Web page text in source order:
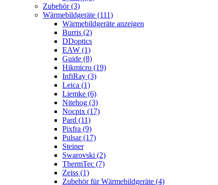
Zubehör (3)
Wärmebildgeräte (111)
Wärmebildgeräte anzeigen
Burris (2)
DDoptics
EAW (1)
Guide (8)
Hikmicro (19)
InfiRay (3)
Leica (1)
Liemke (6)
Nitehog (3)
Nocpix (17)
Pard (11)
Pixfra (9)
Pulsar (17)
Steiner
Swarovski (2)
ThermTec (7)
Zeiss (1)
Zubehör für Wärmebildgeräte (4)